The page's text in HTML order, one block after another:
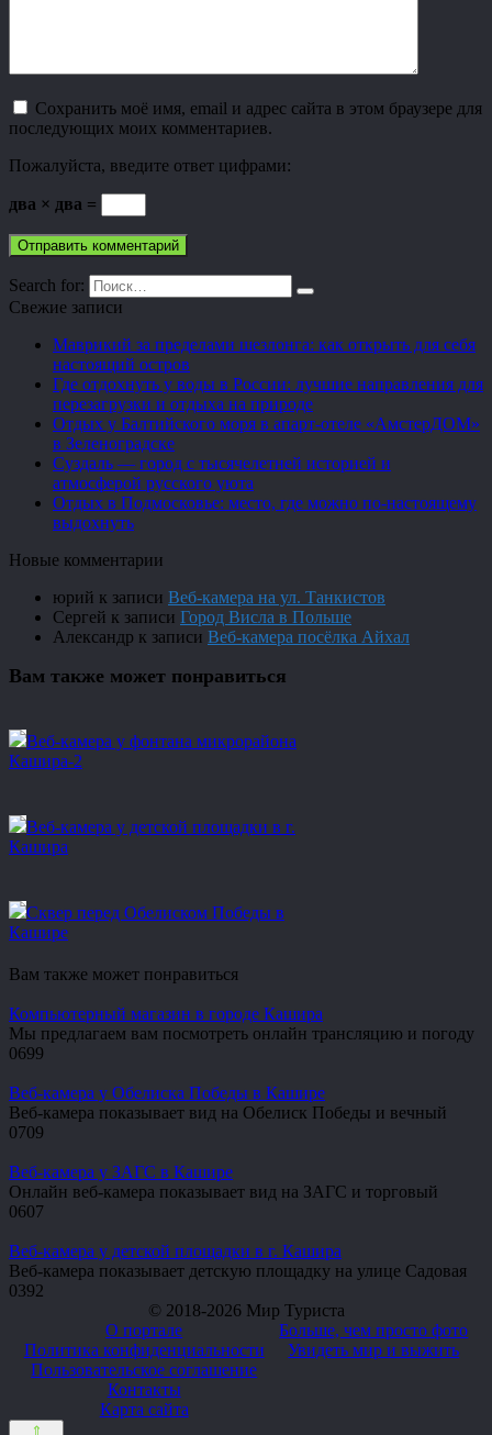
Сохранить моё имя, email и адрес сайта в этом браузере для
последующих моих комментариев.
Пожалуйста, введите ответ цифрами:
два × два =
Search for:
Свежие записи
Маврикий за пределами шезлонга: как открыть для себя
настоящий остров
Где отдохнуть у воды в России: лучшие направления для
перезагрузки и отдыха на природе
Отдых у Балтийского моря в апарт-отеле «АмстерДОМ»
в Зеленоградске
Суздаль — город с тысячелетней историей и
атмосферой русского уюта
Отдых в Подмосковье: место, где можно по-настоящему
выдохнуть
Новые комментарии
юрий к записи Веб-камера на ул. Танкистов
Сергей к записи Город Висла в Польше
Александр к записи Веб-камера посёлка Айхал
Вам также может понравиться
Веб-камера у фонтана микрорайона
Кашира-2
Веб-камера у детской площадки в г.
Кашира
Сквер перед Обелиском Победы в
Кашире
Вам также может понравиться
Компьютерный магазин в городе Кашира
Мы предлагаем вам посмотреть онлайн трансляцию и погоду
0699
Веб-камера у Обелиска Победы в Кашире
Веб-камера показывает вид на Обелиск Победы и вечный
0709
Веб-камера у ЗАГС в Кашире
Онлайн веб-камера показывает вид на ЗАГС и торговый
0607
Веб-камера у детской площадки в г. Кашира
Веб-камера показывает детскую площадку на улице Садовая
0392
© 2018-2026 Мир Туриста
О портале
Политика конфиденциальности
Пользовательское соглашение
Контакты
Карта сайта
Больше, чем просто фото
Увидеть мир и выжить